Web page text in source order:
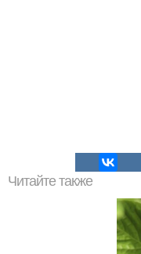
Читайте также